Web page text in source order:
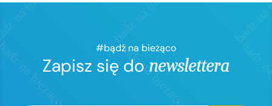
#bądź na bieżąco
Zapisz się do newslettera